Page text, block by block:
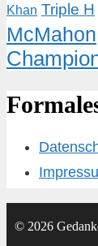
Khan Triple H
McMahon
© 2026